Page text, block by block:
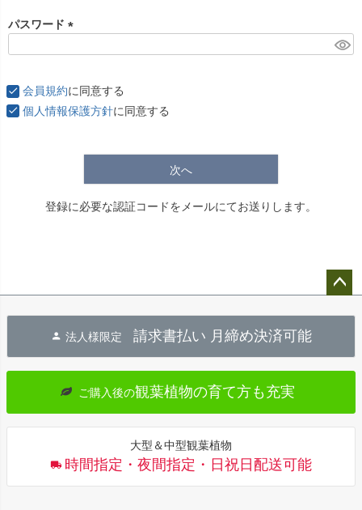
パスワード
)
会員規約に同意する
個人情報保護方針に同意する
次へ
登録に必要な認証コードをメールにてお送りします。
へ
法人様限定 請求書払い 月締め決済可能
ご購入後の観葉植物の育て方も充実
大型＆中型観葉植物
時間指定・夜間指定・日祝日配送可能